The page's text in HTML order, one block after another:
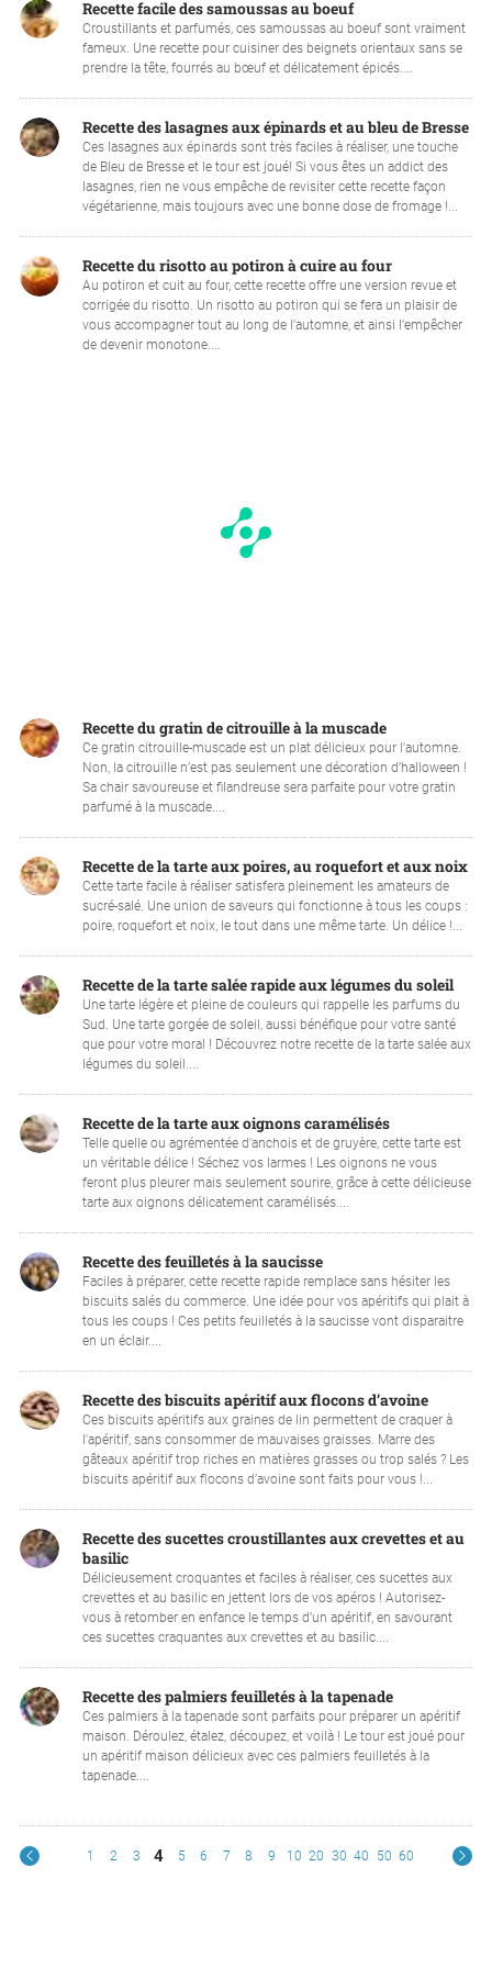
Recette facile des samoussas au boeuf
Croustillants et parfumés, ces samoussas au boeuf sont vraiment
fameux. Une recette pour cuisiner des beignets orientaux sans se
prendre la tête, fourrés au bœuf et délicatement épicés....
Recette des lasagnes aux épinards et au bleu de Bresse
Ces lasagnes aux épinards sont très faciles à réaliser, une touche
de Bleu de Bresse et le tour est joué! Si vous êtes un addict des
lasagnes, rien ne vous empêche de revisiter cette recette façon
végétarienne, mais toujours avec une bonne dose de fromage !...
Recette du risotto au potiron à cuire au four
Au potiron et cuit au four, cette recette offre une version revue et
corrigée du risotto. Un risotto au potiron qui se fera un plaisir de
vous accompagner tout au long de l’automne, et ainsi l’empêcher
de devenir monotone....
Recette du gratin de citrouille à la muscade
Ce gratin citrouille-muscade est un plat délicieux pour l'automne.
Non, la citrouille n’est pas seulement une décoration d’halloween !
Sa chair savoureuse et filandreuse sera parfaite pour votre gratin
parfumé à la muscade....
Recette de la tarte aux poires, au roquefort et aux noix
Cette tarte facile à réaliser satisfera pleinement les amateurs de
sucré-salé. Une union de saveurs qui fonctionne à tous les coups :
poire, roquefort et noix, le tout dans une même tarte. Un délice !...
Recette de la tarte salée rapide aux légumes du soleil
Une tarte légère et pleine de couleurs qui rappelle les parfums du
Sud. Une tarte gorgée de soleil, aussi bénéfique pour votre santé
que pour votre moral ! Découvrez notre recette de la tarte salée aux
légumes du soleil....
Recette de la tarte aux oignons caramélisés
Telle quelle ou agrémentée d'anchois et de gruyère, cette tarte est
un véritable délice ! Séchez vos larmes ! Les oignons ne vous
feront plus pleurer mais seulement sourire, grâce à cette délicieuse
tarte aux oignons délicatement caramélisés....
Recette des feuilletés à la saucisse
Faciles à préparer, cette recette rapide remplace sans hésiter les
biscuits salés du commerce. Une idée pour vos apéritifs qui plait à
tous les coups ! Ces petits feuilletés à la saucisse vont disparaitre
en un éclair....
Recette des biscuits apéritif aux flocons d’avoine
Ces biscuits apéritifs aux graines de lin permettent de craquer à
l'apéritif, sans consommer de mauvaises graisses. Marre des
gâteaux apéritif trop riches en matières grasses ou trop salés ? Les
biscuits apéritif aux flocons d’avoine sont faits pour vous !...
Recette des sucettes croustillantes aux crevettes et au
basilic
Délicieusement croquantes et faciles à réaliser, ces sucettes aux
crevettes et au basilic en jettent lors de vos apéros ! Autorisez-
vous à retomber en enfance le temps d’un apéritif, en savourant
ces sucettes craquantes aux crevettes et au basilic....
Recette des palmiers feuilletés à la tapenade
Ces palmiers à la tapenade sont parfaits pour préparer un apéritif
maison. Déroulez, étalez, découpez, et voilà ! Le tour est joué pour
un apéritif maison délicieux avec ces palmiers feuilletés à la
tapenade....
1 2 3 4 5 6 7 8 9 10 20 30 40 50 60